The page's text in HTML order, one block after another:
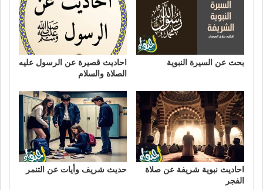
بحث عن السيرة النبوية
احاديث قصيرة عن الرسول عليه
الصلاة والسلام
احاديث نبوية شريفة عن صلاة
الفجر
حديث شريف وأيات عن التنمر